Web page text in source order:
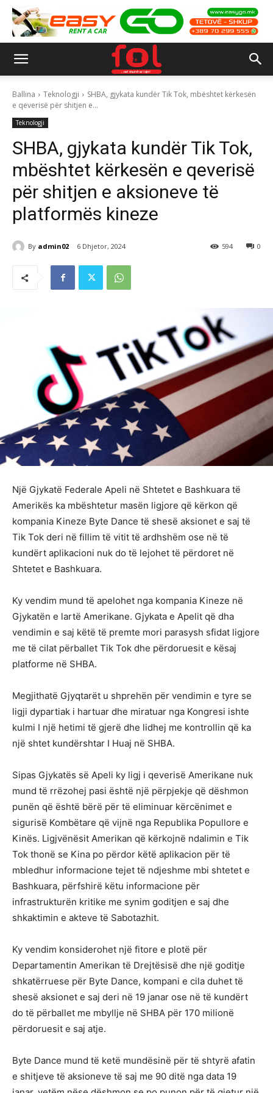
Ballina Teknologji
SHBA, gjykata kundër Tik Tok, mbështet kërkesën
e qeverisë për shitjen e...
Teknologji
SHBA, gjykata kundër Tik Tok,
mbështet kërkesën e qeverisë
për shitjen e aksioneve të
platformës kineze
By admin02 6 Dhjetor, 2024 0
594
Një Gjykatë Federale Apeli në Shtetet e Bashkuara të
Amerikës ka mbështetur masën ligjore që kërkon që
kompania Kineze Byte Dance të shesë aksionet e saj të
Tik Tok deri në fillim të vitit të ardhshëm ose në të
kundërt aplikacioni nuk do të lejohet të përdoret në
Shtetet e Bashkuara.
Ky vendim mund të apelohet nga kompania Kineze në
Gjykatën e lartë Amerikane. Gjykata e Apelit që dha
vendimin e saj këtë të premte mori parasysh sfidat ligjore
me të cilat përballet Tik Tok dhe përdoruesit e kësaj
platforme në SHBA.
Megjithatë Gjyqtarët u shprehën për vendimin e tyre se
ligji dypartiak i hartuar dhe miratuar nga Kongresi ishte
kulmi I një hetimi të gjerë dhe lidhej me kontrollin që ka
një shtet kundërshtar I Huaj në SHBA.
Sipas Gjykatës së Apeli ky ligj i qeverisë Amerikane nuk
mund të rrëzohej pasi është një përpjekje që dëshmon
punën që është bërë për të eliminuar kërcënimet e
sigurisë Kombëtare që vijnë nga Republika Popullore e
Kinës. Ligjvënësit Amerikan që kërkojnë ndalimin e Tik
Tok thonë se Kina po përdor këtë aplikacion për të
mbledhur informacione tejet të ndjeshme mbi shtetet e
Bashkuara, përfshirë këtu informacione për
infrastrukturën kritike me synim goditjen e saj dhe
shkaktimin e akteve të Sabotazhit.
Ky vendim konsiderohet një fitore e plotë për
Departamentin Amerikan të Drejtësisë dhe një goditje
shkatërruese për Byte Dance, kompani e cila duhet të
shesë aksionet e saj deri në 19 janar ose në të kundërt
do të përballet me mbyllje në SHBA për 170 milionë
përdoruesit e saj atje.
Byte Dance mund të ketë mundësinë për të shtyrë afatin
e shitjeve të aksioneve të saj me 90 ditë nga data 19